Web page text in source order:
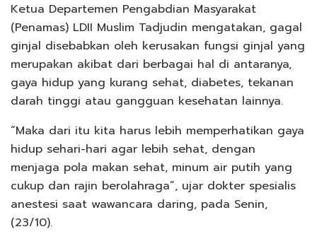
Ketua Departemen Pengabdian Masyarakat
(Penamas) LDII Muslim Tadjudin mengatakan, gagal
ginjal disebabkan oleh kerusakan fungsi ginjal yang
merupakan akibat dari berbagai hal di antaranya,
gaya hidup yang kurang sehat, diabetes, tekanan
darah tinggi atau gangguan kesehatan lainnya.
“Maka dari itu kita harus lebih memperhatikan gaya
hidup sehari-hari agar lebih sehat, dengan
menjaga pola makan sehat, minum air putih yang
cukup dan rajin berolahraga”, ujar dokter spesialis
anestesi saat wawancara daring, pada Senin,
(23/10).